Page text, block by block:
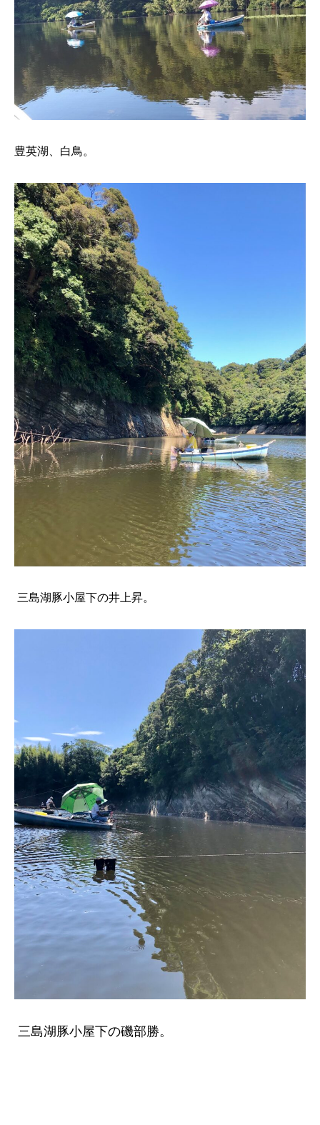
豊英湖、白鳥。
三島湖豚小屋下の井上昇。
三島湖豚小屋下の磯部勝。